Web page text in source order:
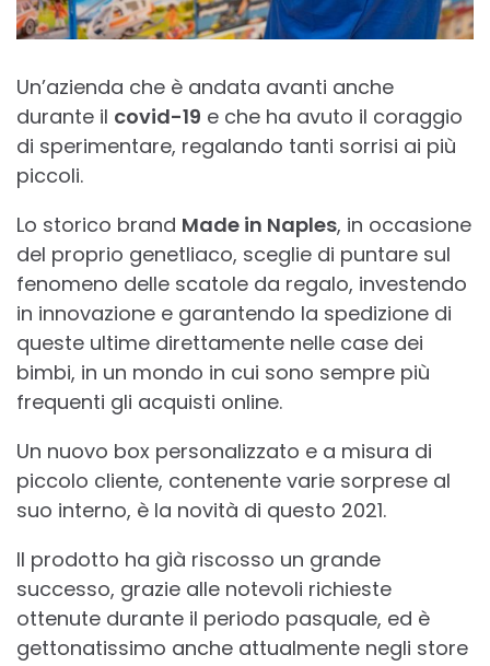
Un’azienda che è andata avanti anche
durante il covid-19 e che ha avuto il coraggio
di sperimentare, regalando tanti sorrisi ai più
piccoli.
Lo storico brand Made in Naples, in occasione
del proprio genetliaco, sceglie di puntare sul
fenomeno delle scatole da regalo, investendo
in innovazione e garantendo la spedizione di
queste ultime direttamente nelle case dei
bimbi, in un mondo in cui sono sempre più
frequenti gli acquisti online.
Un nuovo box personalizzato e a misura di
piccolo cliente, contenente varie sorprese al
suo interno, è la novità di questo 2021.
Il prodotto ha già riscosso un grande
successo, grazie alle notevoli richieste
ottenute durante il periodo pasquale, ed è
gettonatissimo anche attualmente negli store